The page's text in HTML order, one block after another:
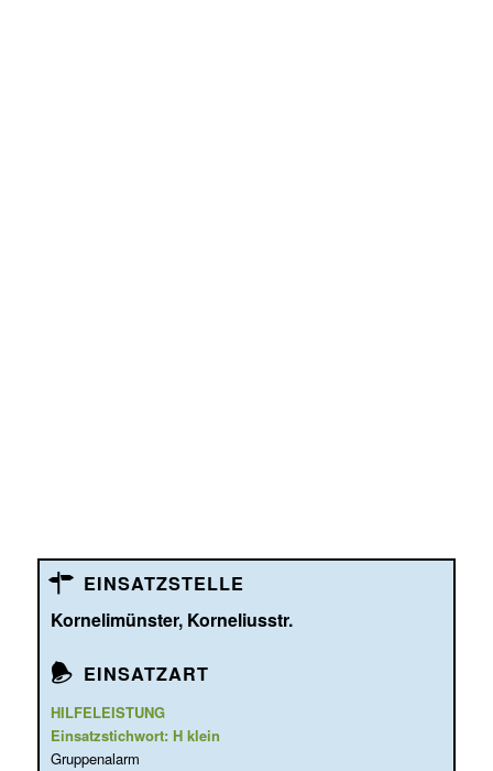
EINSATZSTELLE
Kornelimünster, Korneliusstr.
EINSATZART
HILFELEISTUNG
Einsatzstichwort: H klein
Gruppenalarm